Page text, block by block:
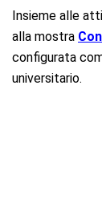
Insieme alle
alla mostra
configurata
universitario.